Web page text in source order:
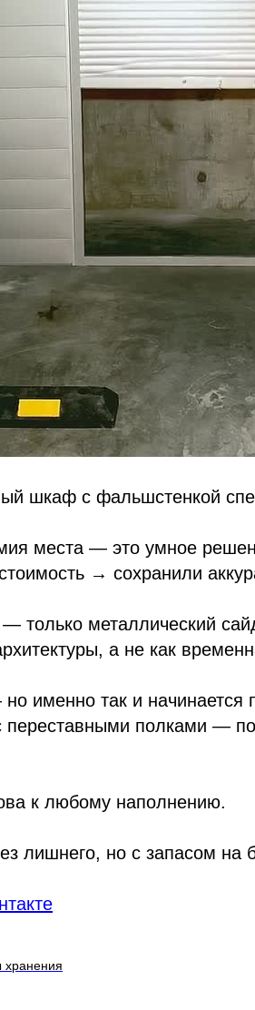
шкаф с фальшстенкой
места — это умное
→ сохранили
только металлический
а не как
именно так и
переставными полками —
к любому наполнению.
лишнего, но с запасом на